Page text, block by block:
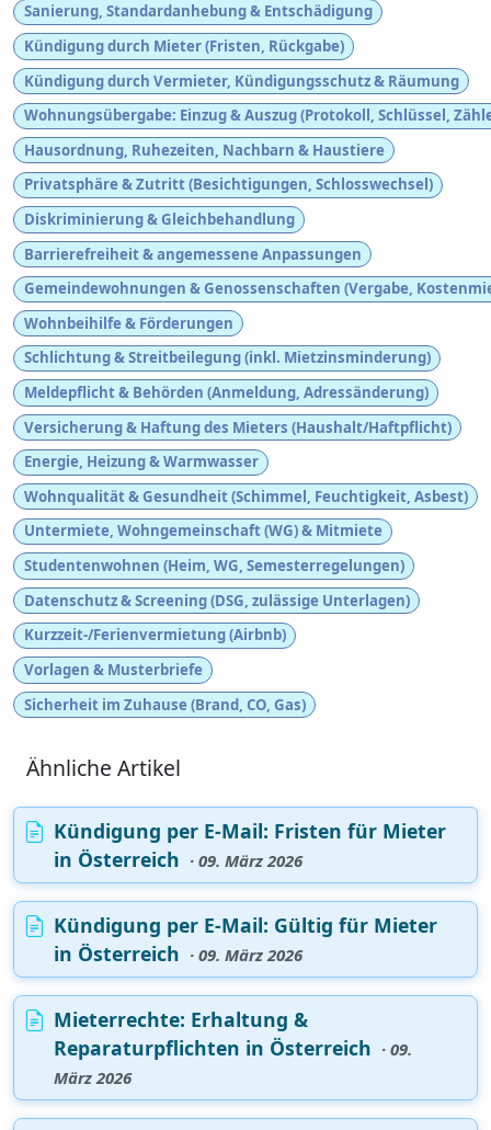
Sanierung, Standardanhebung & Entschädigung
Kündigung durch Mieter (Fristen, Rückgabe)
Kündigung durch Vermieter, Kündigungsschutz & Räumung
Wohnungsübergabe: Einzug & Auszug (Protokoll, Schlüssel,
Hausordnung, Ruhezeiten, Nachbarn & Haustiere
Privatsphäre & Zutritt (Besichtigungen, Schlosswechsel)
Diskriminierung & Gleichbehandlung
Barrierefreiheit & angemessene Anpassungen
Gemeindewohnungen & Genossenschaften (Vergabe,
Wohnbeihilfe & Förderungen
Schlichtung & Streitbeilegung (inkl. Mietzinsminderung)
Meldepflicht & Behörden (Anmeldung, Adressänderung)
Versicherung & Haftung des Mieters (Haushalt/Haftpflicht)
Energie, Heizung & Warmwasser
Wohnqualität & Gesundheit (Schimmel, Feuchtigkeit, Asbest)
Untermiete, Wohngemeinschaft (WG) & Mitmiete
Studentenwohnen (Heim, WG, Semesterregelungen)
Datenschutz & Screening (DSG, zulässige Unterlagen)
Kurzzeit-/Ferienvermietung (Airbnb)
Vorlagen & Musterbriefe
Sicherheit im Zuhause (Brand, CO, Gas)
Ähnliche Artikel
Kündigung per E‑Mail: Fristen für Mieter
in Österreich · 09. März 2026
Kündigung per E‑Mail: Gültig für Mieter
in Österreich · 09. März 2026
Mieterrechte: Erhaltung &
Reparaturpflichten in Österreich · 09.
März 2026